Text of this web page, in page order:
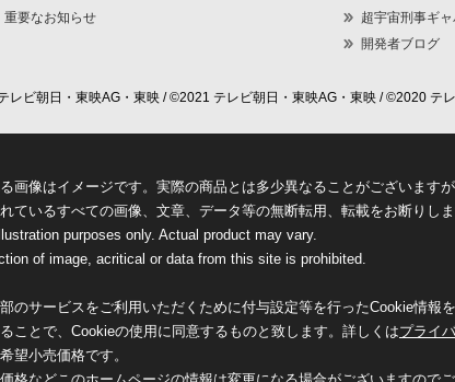
重要なお知らせ
超宇宙刑事ギ
開発者ブログ
レビ朝日・東映AG・東映 / ©2021 テレビ朝日・東映AG・東映 / ©2020 テ
画像はイメージです。実際の商品とは多少異なることがございますが
ているすべての画像、文章、データ等の無断転用、転載をお断りしま
purposes only. Actual product may vary.
of image, acritical or data from this site is prohibited.
のサービスをご利用いただくために付与設定等を行ったCookie情報を
ことで、Cookieの使用に同意するものと致します。詳しくはプライ
望小売価格です。